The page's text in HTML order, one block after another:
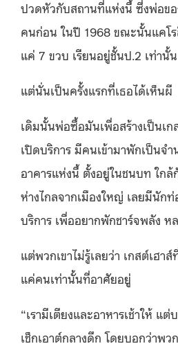
ปวดหัวกับสถานที่แห่งนี้ ซึ่งพ่อขอ
คนก่อน ในปี 1968 ขณะนั้นแคโ
แค่ 7 ขวบ เรียนอยู่ชั้นป.2 เท่านั้น
แต่นั่นเป็นครั้งแรกที่เธอได้เห็นผี
เดิมนั้นพ่อซื้อมันเพื่อสร้างเป็นเ
เปิดบริการ มีคนเข้ามาพักเป็นจ
อาคารแห่งนี้ ตั้งอยู่ในชนบท ใก
ห่างไกลจากเมืองใหญ่ เลยมีนัก
บริการ เพื่ออยากพักชาร์จพลัง
แต่พวกเขาไม่รู้เลยว่า เกสต์เฮา
แค่คนเท่านั้นที่อาศัยอยู่
“เรามีเตียงและอาหารเช้าให้ แ
เช็กเอาต์กลางดึก โดยบอกว่าพว